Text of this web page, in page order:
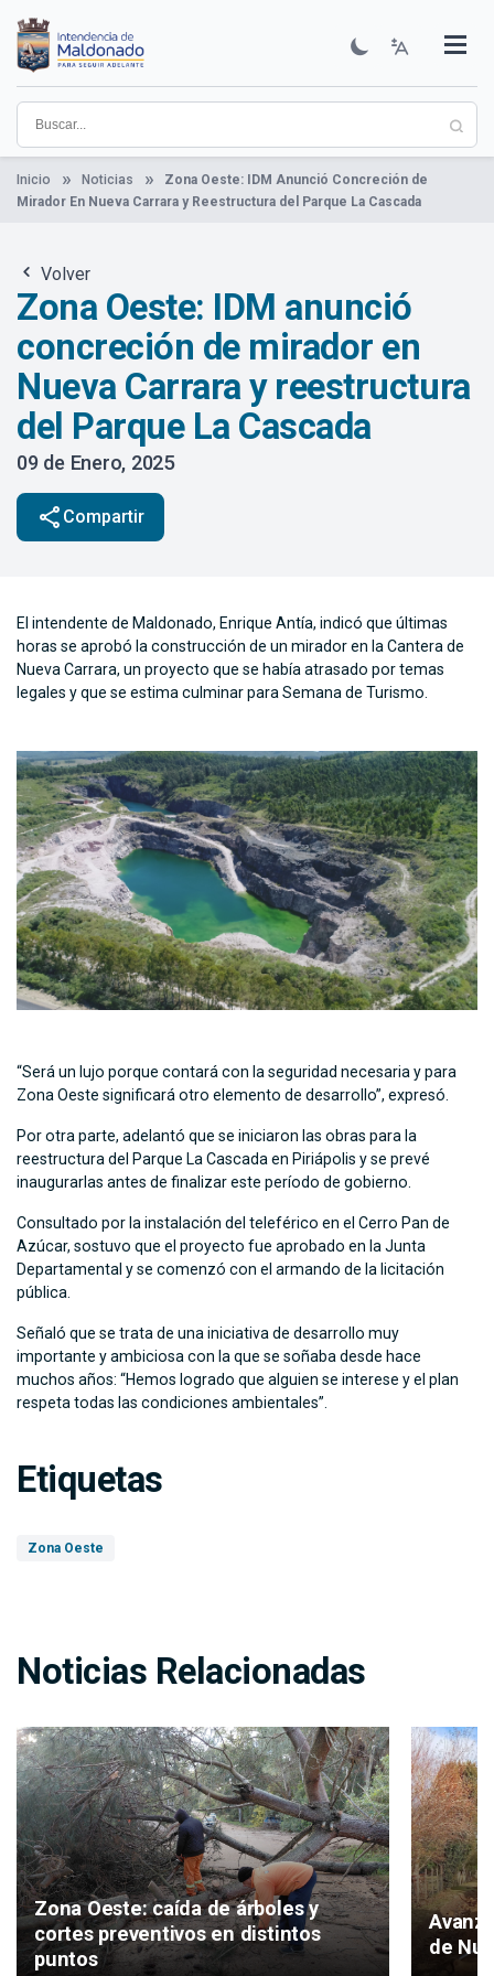
contenido
principal
Institucional
Municipios
Descubre Maldonado
Comunicación
Servicios
Guía De Trámites
Ver Noticias
Inicio Noticias
Zona Oeste: IDM Anunció Concreción de
Mirador En Nueva Carrara y Reestructura del Parque La Cascada
Volver
Zona Oeste: IDM anunció
concreción de mirador en
Nueva Carrara y reestructura
del Parque La Cascada
09 de Enero, 2025
share Compartir
El intendente de Maldonado, Enrique Antía, indicó que últimas
horas se aprobó la construcción de un mirador en la Cantera de
Nueva Carrara, un proyecto que se había atrasado por temas
legales y que se estima culminar para Semana de Turismo.
“Será un lujo porque contará con la seguridad necesaria y para
Zona Oeste significará otro elemento de desarrollo”, expresó.
Por otra parte, adelantó que se iniciaron las obras para la
reestructura del Parque La Cascada en Piriápolis y se prevé
inaugurarlas antes de finalizar este período de gobierno.
Consultado por la instalación del teleférico en el Cerro Pan de
Azúcar, sostuvo que el proyecto fue aprobado en la Junta
Departamental y se comenzó con el armando de la licitación
pública.
Señaló que se trata de una iniciativa de desarrollo muy
importante y ambiciosa con la que se soñaba desde hace
muchos años: “Hemos logrado que alguien se interese y el plan
respeta todas las condiciones ambientales”.
Etiquetas
Zona Oeste
Noticias Relacionadas
Zona Oeste: caída de árboles y
cortes preventivos en distintos
puntos
de